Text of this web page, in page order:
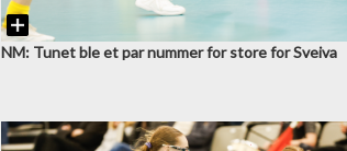
NM: Tunet ble et par nummer for store for Sveiva